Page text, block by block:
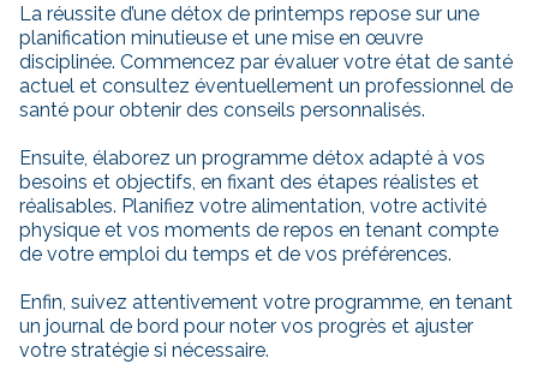
La réussite d’une détox de printemps repose sur une
planification minutieuse et une mise en œuvre
disciplinée. Commencez par évaluer votre état de santé
actuel et consultez éventuellement un professionnel de
santé pour obtenir des conseils personnalisés.
Ensuite, élaborez un programme détox adapté à vos
besoins et objectifs, en fixant des étapes réalistes et
réalisables. Planifiez votre alimentation, votre activité
physique et vos moments de repos en tenant compte
de votre emploi du temps et de vos préférences.
Enfin, suivez attentivement votre programme, en tenant
un journal de bord pour noter vos progrès et ajuster
votre stratégie si nécessaire.